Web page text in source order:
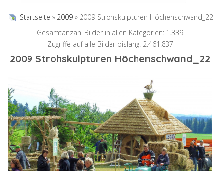
Startseite » 2009 » 2009 Strohskulpturen Höchenschwand_22
Gesamtanzahl Bilder in allen Kategorien: 1.339
Zugriffe auf alle Bilder bislang: 2.461.837
2009 Strohskulpturen Höchenschwand_22